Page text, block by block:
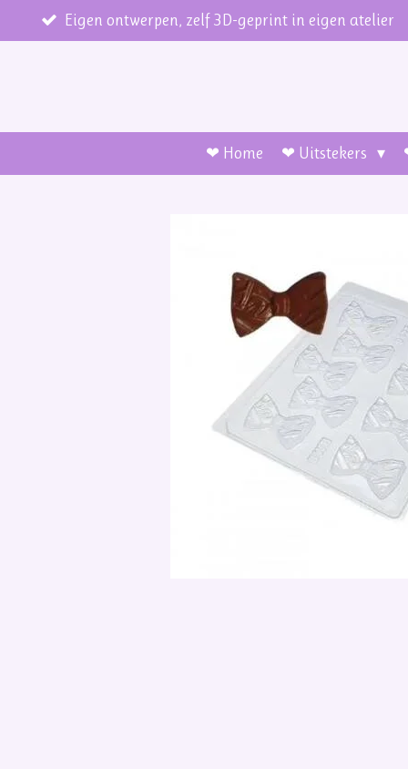
direct
Eigen ontwerpen, zelf 3D-geprint in eigen atelier
❤ Home ❤ Uitstekers